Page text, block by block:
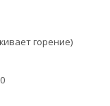
горение)